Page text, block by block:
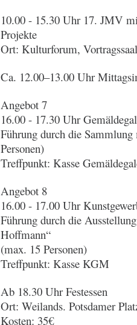
10.00 - 15.30 Uhr 17. JMV
Projekte
Ort: Kulturforum,
Ca. 12.00–13.00 Uhr
Angebot 7
16.00 - 17.30 Uhr
Führung durch die
Personen)
Treffpunkt: Kasse
Angebot 8
16.00 - 17.00 Uhr
Führung durch die
Hoffmann“
(max. 15 Personen)
Treffpunkt: Kasse KGM
Ab 18.30 Uhr Festessen
Ort: Weilands. Potsdamer
Kosten: 35€